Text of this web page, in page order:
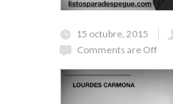
15 octubre, 2015
Comments are Off